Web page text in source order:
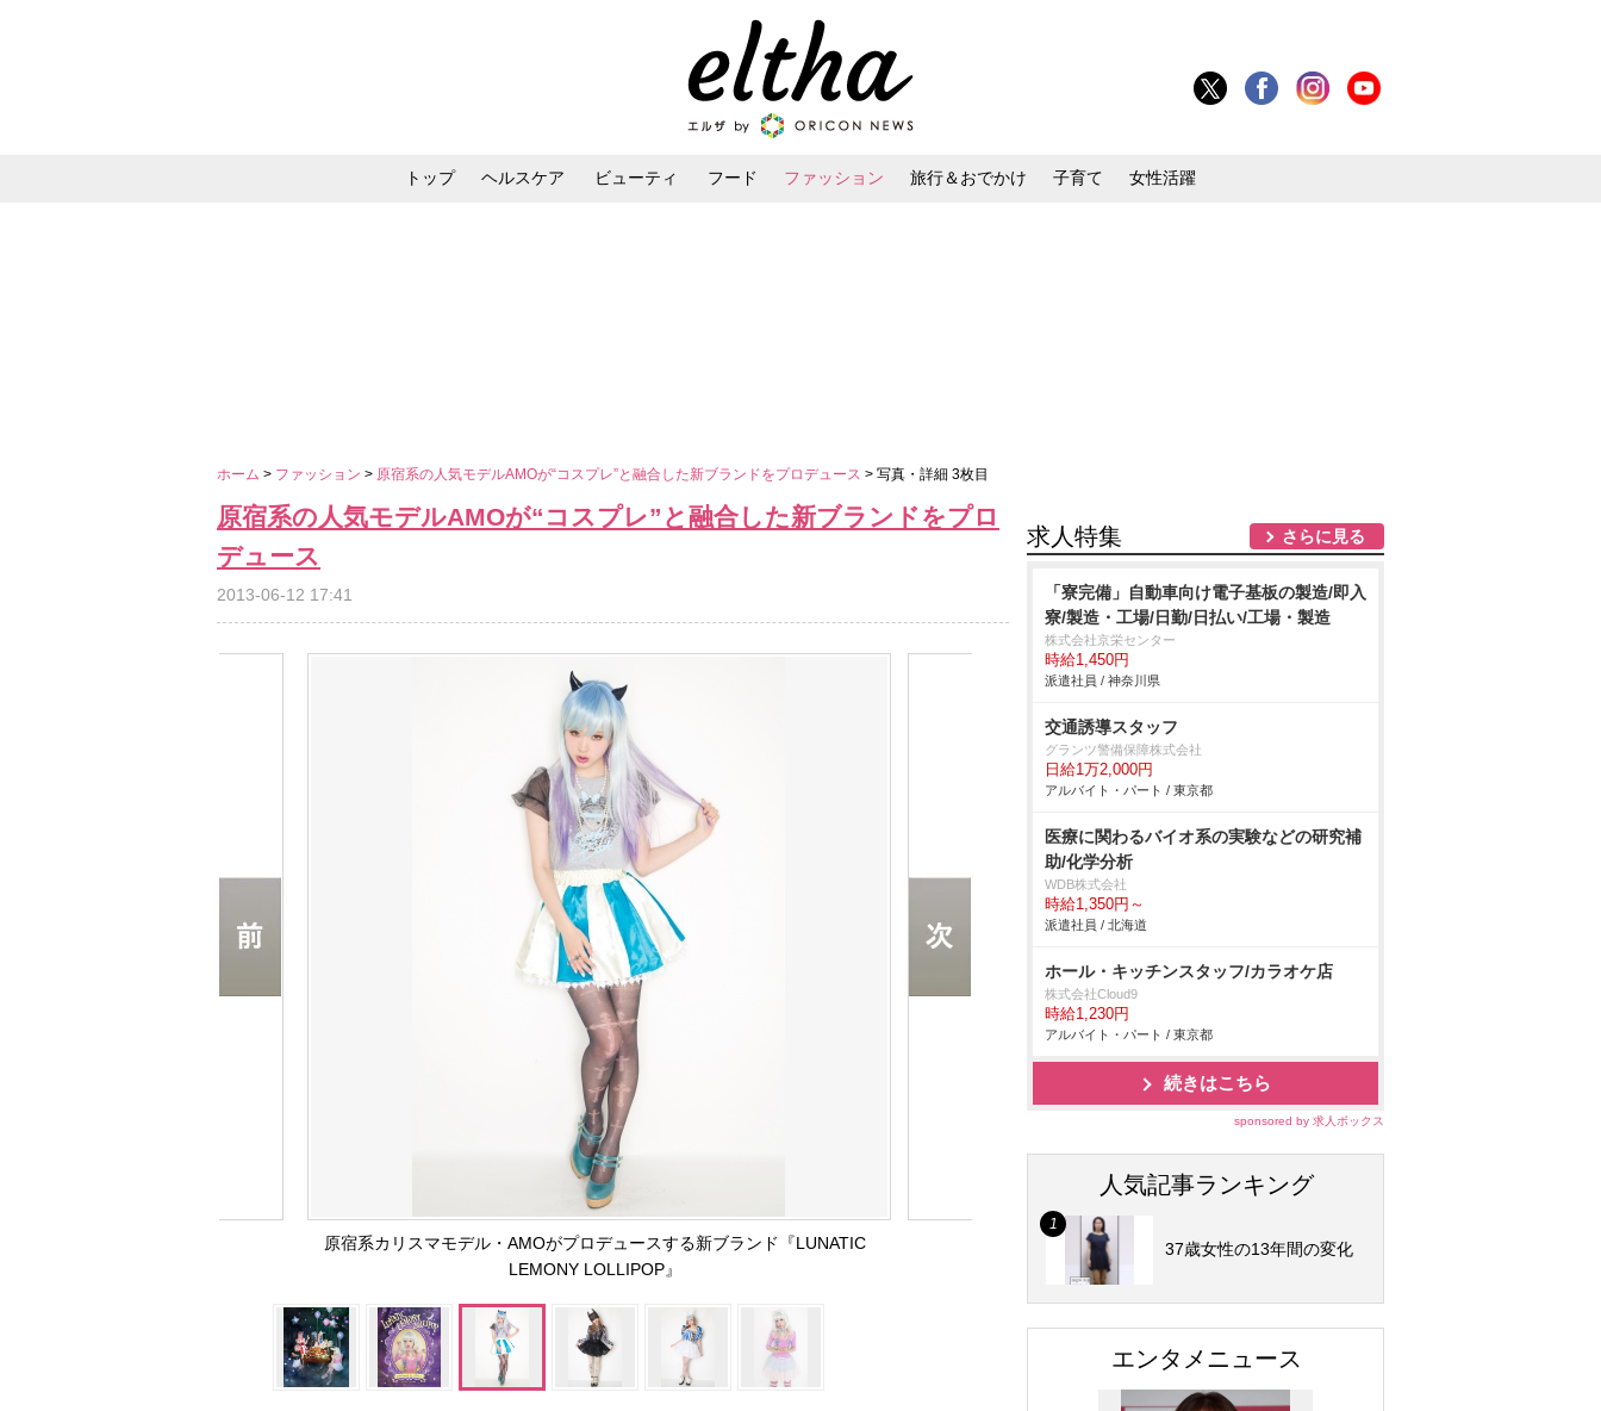
トップ ヘルスケア ビューティ フード ファッション 旅行＆おでかけ 子育て 女性活躍
ホーム > ファッション > 原宿系の人気モデルAMOが“コスプレ”と融合した新ブランドをプロデュース > 写真・詳細 3枚目
原宿系の人気モデルAMOが“コスプレ”と融合した新ブランドをプロ
デュース
2013-06-12 17:41
原宿系カリスマモデル・AMOがプロデュースする新ブランド『LUNATIC
LEMONY LOLLIPOP』
求人特集 さらに見る
「寮完備」自動車向け電子基板の製造/即入
寮/製造・工場/日勤/日払い/工場・製造
株式会社京栄センター
時給1,450円
派遣社員 / 神奈川県
交通誘導スタッフ
グランツ警備保障株式会社
日給1万2,000円
アルバイト・パート / 東京都
医療に関わるバイオ系の実験などの研究補
助/化学分析
WDB株式会社
時給1,350円～
派遣社員 / 北海道
ホール・キッチンスタッフ/カラオケ店
株式会社Cloud9
時給1,230円
アルバイト・パート / 東京都
続きはこちら
sponsored by 求人ボックス
人気記事ランキング
37歳女性の13年間の変化
エンタメニュース